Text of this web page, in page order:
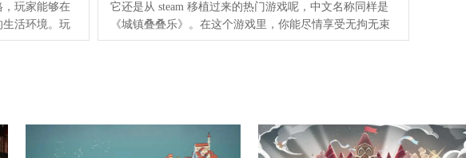
，玩家能够在
生活环境。玩
水乡，于小
它还是从 steam 移植过来的热门游戏呢，中文名称同样是
《城镇叠叠乐》。在这个游戏里，你能尽情享受无拘无束
的玩法，没有任何条条框框的限制，只需在水面上随心建
这些模式，你能轻松打造出一个个既和谐又充满艺术感的
城市，还能截图保存，细细欣赏其中的细节，享受这惬意